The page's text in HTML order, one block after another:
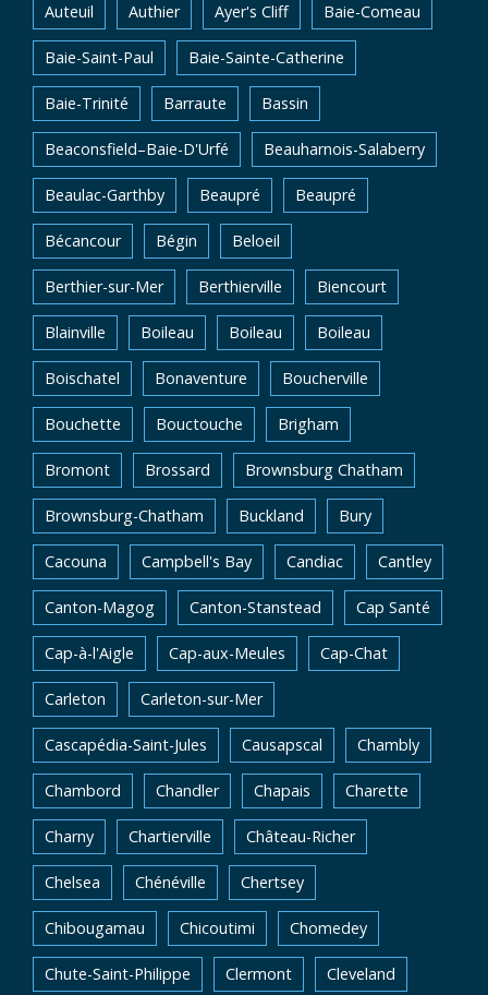
Auteuil Authier Ayer's Cliff Baie-Comeau
Baie-Saint-Paul Baie-Sainte-Catherine
Baie-Trinité Barraute Bassin
Beaconsfield–Baie-D'Urfé Beauharnois-Salaberry
Beaulac-Garthby Beaupré Beaupré
Bécancour Bégin Beloeil
Berthier-sur-Mer Berthierville Biencourt
Blainville Boileau Boileau Boileau
Boischatel Bonaventure Boucherville
Bouchette Bouctouche Brigham
Bromont Brossard Brownsburg Chatham
Brownsburg-Chatham Buckland Bury
Cacouna Campbell's Bay Candiac Cantley
Canton-Magog Canton-Stanstead Cap Santé
Cap-à-l'Aigle Cap-aux-Meules Cap-Chat
Carleton Carleton-sur-Mer
Cascapédia-Saint-Jules Causapscal Chambly
Chambord Chandler Chapais Charette
Charny Chartierville Château-Richer
Chelsea Chénéville Chertsey
Chibougamau Chicoutimi Chomedey
Chute-Saint-Philippe Clermont Cleveland